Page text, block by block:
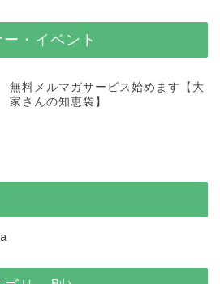
・イベント
無料メルマガサービス始めます【大
家さんの知恵袋】